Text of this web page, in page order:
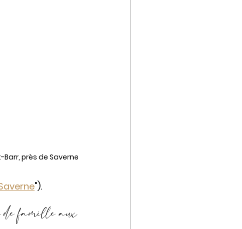
près de Saverne
").
famille aux